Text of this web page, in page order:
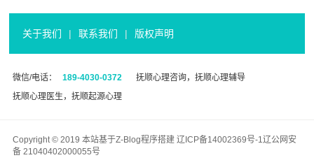
关于我们 | 联系我们 | 版权声明
微信/电话： 189-4030-0372
抚顺心理咨询，抚顺心理辅导
抚顺心理医生，抚顺起源心理
Copyright © 2019 本站基于Z-Blog程序搭建 辽ICP备14002369号-1 辽公网安
备 21040402000055号